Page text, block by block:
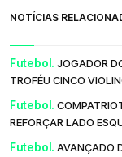
NOTÍCIAS
Futebol. JOGADOR
TROFÉU CINCO
Futebol.
REFORÇAR LADO
Futebol. AVANÇADO